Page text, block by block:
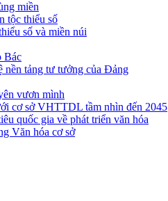
miền
tộc thiểu số
số và miền núi
Bác
nền tảng tư tưởng của Đảng
vươn mình
cơ sở VHTTDL tầm nhìn đến 2045
quốc gia về phát triển văn hóa
Văn hóa cơ sở